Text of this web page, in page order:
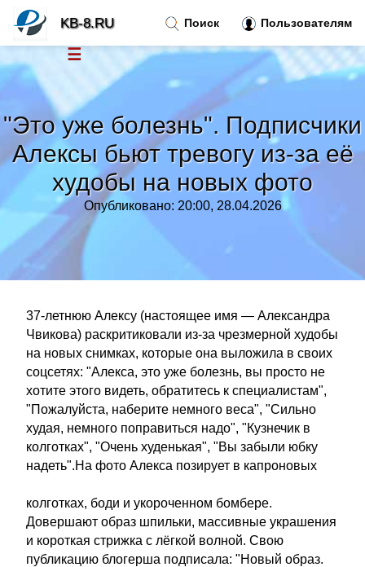
"Это уже болезнь". Подписчики
Алексы бьют тревогу из-за её
худобы на новых фото
Опубликовано: 20:00, 28.04.2026
37-летнюю Алексу (настоящее имя — Александра
Чвикова) раскритиковали из-за чрезмерной худобы
на новых снимках, которые она выложила в своих
соцсетях: "Алекса, это уже болезнь, вы просто не
хотите этого видеть, обратитесь к специалистам",
"Пожалуйста, наберите немного веса", "Сильно
худая, немного поправиться надо", "Кузнечик в
колготках", "Очень худенькая", "Вы забыли юбку
надеть".На фото Алекса позирует в капроновых
колготках, боди и укороченном бомбере.
Довершают образ шпильки, массивные украшения
и короткая стрижка с лёгкой волной. Свою
публикацию блогерша подписала: "Новый образ.
Поиск Пользователям
KB-8.RU
☰
Новости
Тренды новостей»
Рубрики»
Правила »
Контакт»